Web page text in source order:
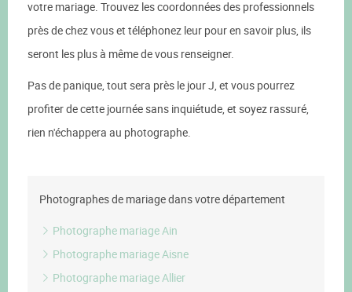
votre mariage. Trouvez les coordonnées des professionnels
près de chez vous et téléphonez leur pour en savoir plus, ils
seront les plus à même de vous renseigner.
Pas de panique, tout sera près le jour J, et vous pourrez
profiter de cette journée sans inquiétude, et soyez rassuré,
rien n'échappera au photographe.
Photographes de mariage dans votre département
Photographe mariage Ain
Photographe mariage Aisne
Photographe mariage Allier